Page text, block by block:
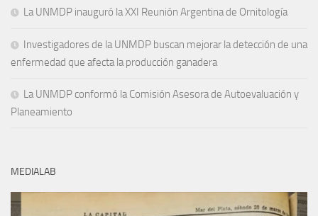
La UNMDP inauguró la XXI Reunión Argentina de Ornitología
Investigadores de la UNMDP buscan mejorar la detección de una
enfermedad que afecta la producción ganadera
La UNMDP conformó la Comisión Asesora de Autoevaluación y
Planeamiento
MEDIALAB